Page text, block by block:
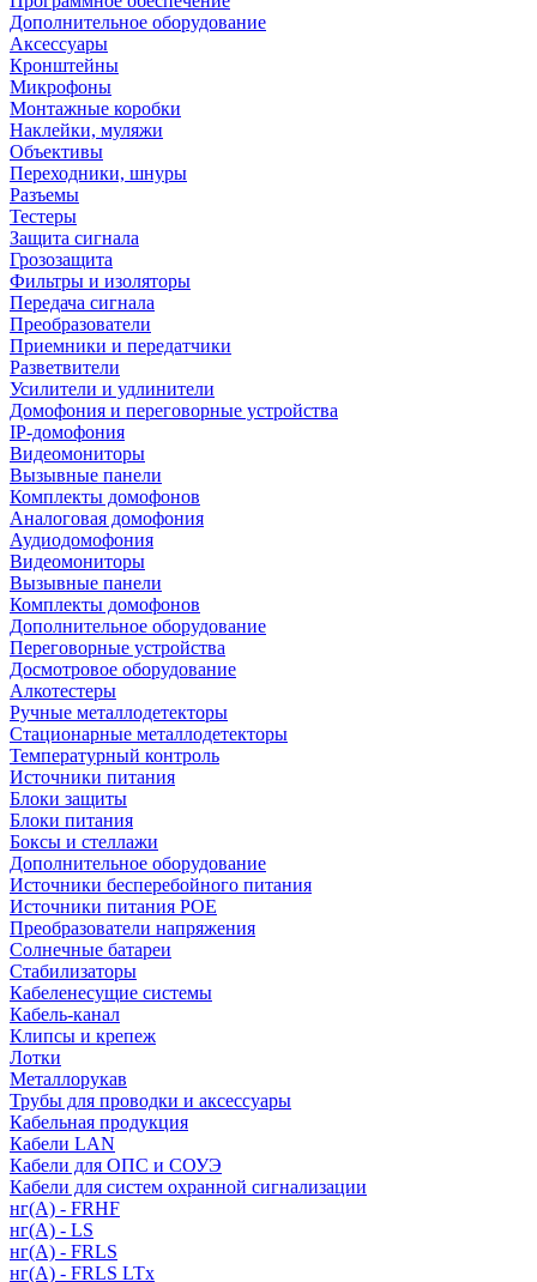
Дополнительное оборудование
Аксессуары
Кронштейны
Микрофоны
Монтажные коробки
Наклейки, муляжи
Объективы
Переходники, шнуры
Разъемы
Тестеры
Защита сигнала
Грозозащита
Фильтры и изоляторы
Передача сигнала
Преобразователи
Приемники и передатчики
Разветвители
Усилители и удлинители
Домофония и переговорные устройства
IP-домофония
Видеомониторы
Вызывные панели
Комплекты домофонов
Аналоговая домофония
Аудиодомофония
Видеомониторы
Вызывные панели
Комплекты домофонов
Дополнительное оборудование
Переговорные устройства
Досмотровое оборудование
Алкотестеры
Ручные металлодетекторы
Стационарные металлодетекторы
Температурный контроль
Источники питания
Блоки защиты
Блоки питания
Боксы и стеллажи
Дополнительное оборудование
Источники бесперебойного питания
Источники питания POE
Преобразователи напряжения
Солнечные батареи
Стабилизаторы
Кабеленесущие системы
Кабель-канал
Клипсы и крепеж
Лотки
Металлорукав
Трубы для проводки и аксессуары
Кабельная продукция
Кабели LAN
Кабели для ОПС и СОУЭ
Кабели для систем охранной сигнализации
нг(A) - FRHF
нг(A) - LS
нг(А) - FRLS
нг(А) - FRLS LTx